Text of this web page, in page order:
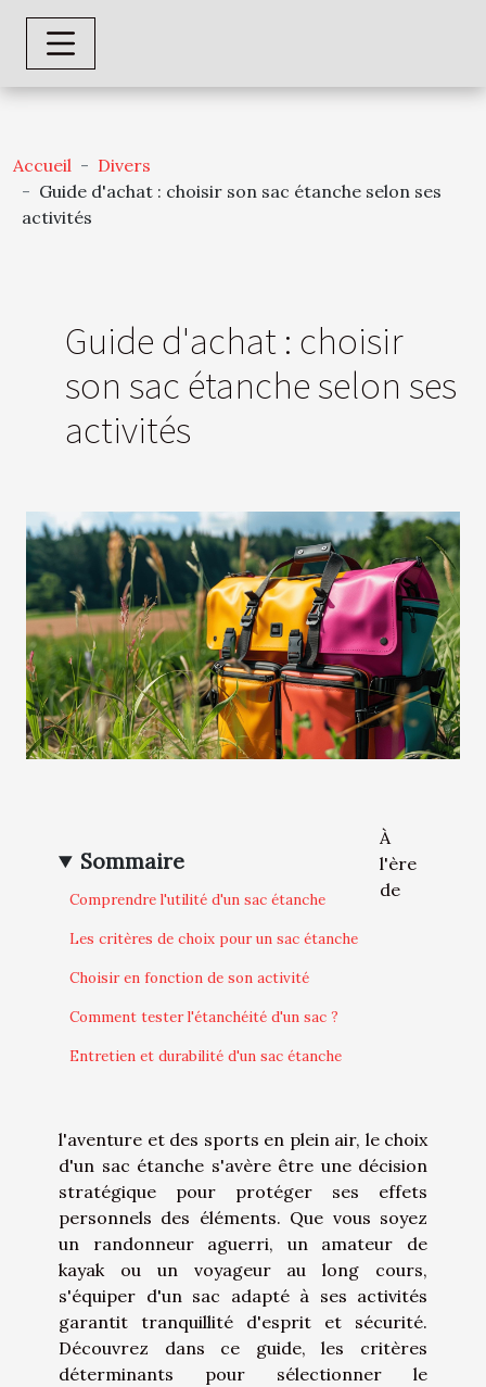
Accueil
Divers
Guide d'achat : choisir son sac étanche selon ses
activités
Guide d'achat : choisir
son sac étanche selon ses
activités
Sommaire
Comprendre l'utilité d'un sac étanche
Les critères de choix pour un sac étanche
Choisir en fonction de son activité
Comment tester l'étanchéité d'un sac ?
Entretien et durabilité d'un sac étanche
À
l'ère
de
l'aventure et des sports en plein air, le choix
d'un sac étanche s'avère être une décision
stratégique pour protéger ses effets
personnels des éléments. Que vous soyez
un randonneur aguerri, un amateur de
kayak ou un voyageur au long cours,
s'équiper d'un sac adapté à ses activités
garantit tranquillité d'esprit et sécurité.
Découvrez dans ce guide, les critères
déterminants pour sélectionner le